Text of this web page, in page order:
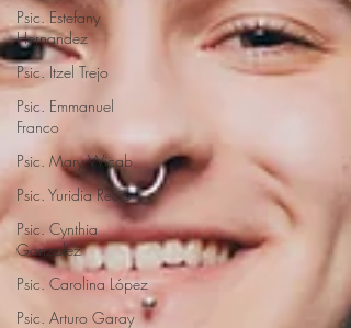
Psic. Estefany
Hernandez
Psic. Itzel Trejo
Psic. Emmanuel
Franco
Psic. Mary Wicab
Psic. Yuridia Recio
Psic. Cynthia
Gonzalez
Psic. Carolina López
Psic. Arturo Garay